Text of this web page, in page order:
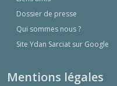
Dossier de presse
Qui sommes nous ?
Site Ydan Sarciat sur Google
Mentions légales